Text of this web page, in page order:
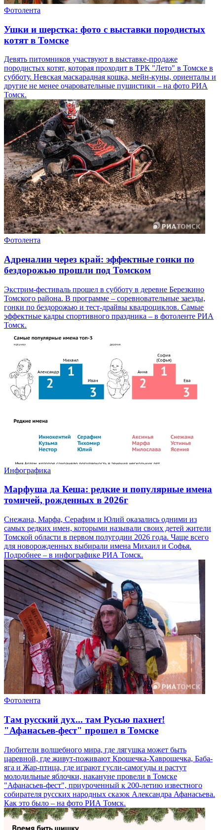
Фотолента
Ушки и шерстка: фото с выставки породистых
котят в Томске
Девять питомников участвуют в выставке-продаже
породистых котят, которая проходит в ТРК "Лето" в Томске в
субботу. Невская маскарадная кошка, мейн-куны, ориенталы и
другие не менее очаровательные пушистики – на фото РИА
Томск.
Фотолента
Адреналин через край: эффектные гонки по
бездорожью прошли под Томском
Экстрим-фестиваль прошел в субботу в деревне Березкино
Томского района. В программе – соревновательные заезды,
гонки по бездорожью и тест-драйвы квадроциклов. Самые
эффектные кадры спортивного праздника – в фотоленте РИА
Томск.
Инфографика
Марфуша да Кеша: редкие и популярные имена
томичей, рожденных в 2026г
Снежана, Марфа, Серафим и Юлий оказались одними из
самых редких имен, которыми называли своих детей жители
Томской области в первом полугодии 2026 года. Чаще всего
для новорожденных выбирали имена Михаил и Софья.
Подробнее – в инфографике РИА Томск.
Фотолента
Там русский дух... там Русью пахнет!
"Афанасьев-фест" прошел в Томске
Любители волшебного мира, где лягушка может быть
царевной, где живут-поживают Крошечка-Хаврошечка, Баба-
яга и Жар-птица, где играют гусли-самогуды и растут
молодильные яблочки, накануне провели в Томске
"Афанасьев-фест", приуроченный к 200-летию известного
собирателя русских народных сказок Александра Афанасьева.
Как это было – на фото РИА Томск.